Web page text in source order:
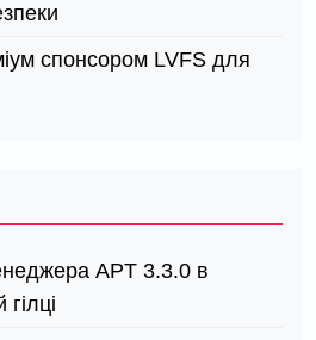
спонсором LVFS для
APT 3.3.0 в